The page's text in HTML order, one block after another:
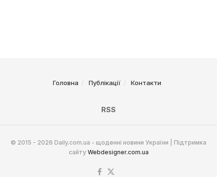
Головна Публікації Контакти
RSS
© 2015 - 2026 Daily.com.ua - щоденні новини України | Підтримка
сайту Webdesigner.com.ua